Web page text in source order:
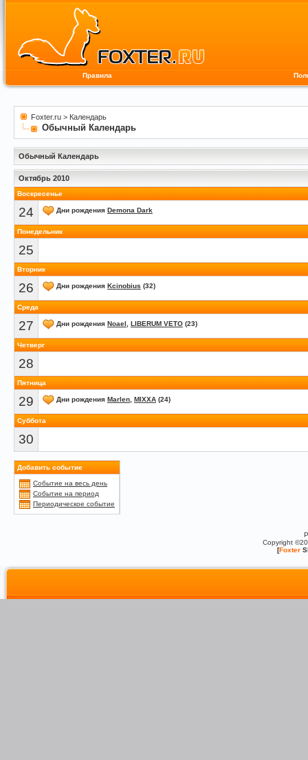
Правила
Foxter.ru > Календарь
Обычный Календарь
Обычный Календарь
Октябрь 2010
Воскресенье
24 Дни рождения Demona Dark
Понедельник
25
Вторник
26 Дни рождения Kcinobius (32)
Среда
27 Дни рождения Noael LIBERUM VETO (23)
Четверг
28
Пятница
29 Дни рождения Marlen MIXXA (24)
Суббота
30
Добавить событие
Событие на весь день
Событие на период
Периодическое событие
Copyright
[Foxter